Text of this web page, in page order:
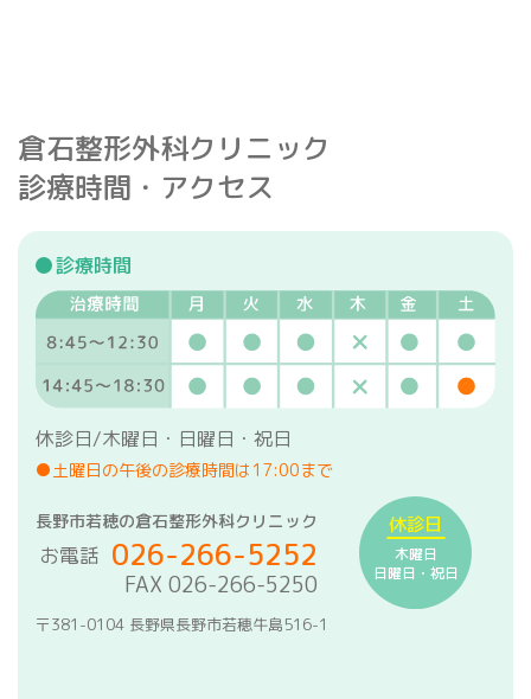
倉石整形外科クリニック
診療時間・アクセス
診療時間
休診日/木曜日・日曜日・祝日
●土曜日の午後の診療時間は17:00まで
長野市若穂の倉石整形外科クリニック
お電話 026-266-5252
FAX 026-266-5250
〒381-0104 長野県長野市若穂牛島516-1
休診日
木曜日
日曜日・祝日